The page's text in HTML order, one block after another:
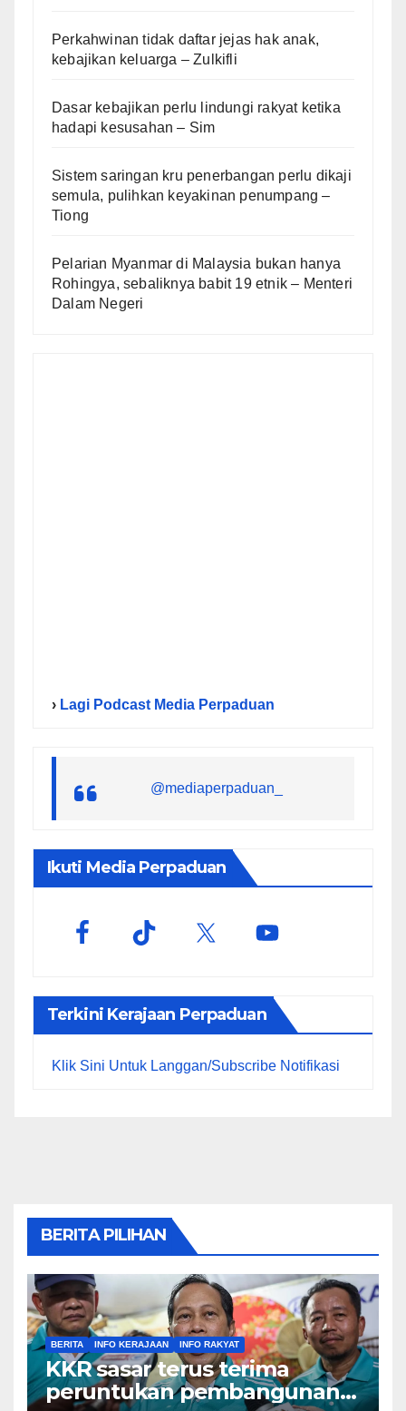
Perkahwinan tidak daftar jejas hak anak,
kebajikan keluarga – Zulkifli
Dasar kebajikan perlu lindungi rakyat ketika
hadapi kesusahan – Sim
Sistem saringan kru penerbangan perlu dikaji
semula, pulihkan keyakinan penumpang –
Tiong
Pelarian Myanmar di Malaysia bukan hanya
Rohingya, sebaliknya babit 19 etnik – Menteri
Dalam Negeri
› Lagi Podcast Media Perpaduan
@mediaperpaduan_
Ikuti Media Perpaduan
Terkini Kerajaan Perpaduan
Klik Sini Untuk Langgan/Subscribe Notifikasi
BERITA PILIHAN
BERITA INFO KERAJAAN INFO RAKYAT
KKR sasar terus terima
peruntukan pembangunan